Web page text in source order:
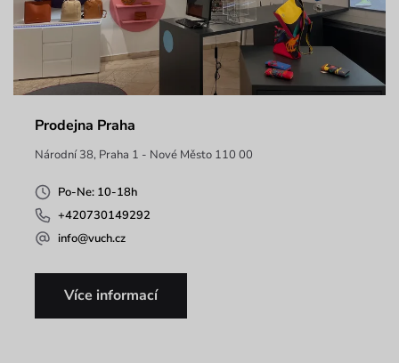
Prodejna Praha
Národní 38, Praha 1 - Nové Město 110 00
Po-Ne: 10-18h
+420730149292
info@vuch.cz
Více informací